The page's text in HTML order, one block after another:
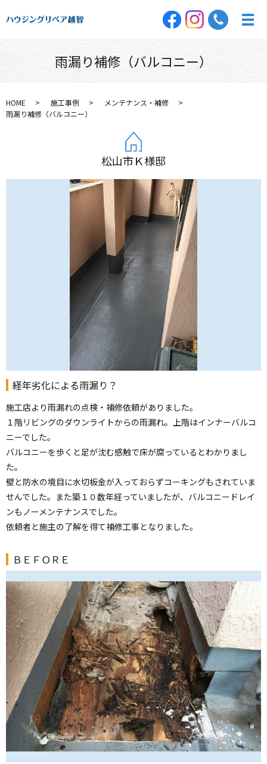
雨漏り補修（バルコニー）
HOME 施工事例
メンテナンス・補修
雨漏り補修（バルコニー）
松山市Ｋ様邸
経年劣化による雨漏り？
施工店より雨漏れの点検・補修依頼がありました。
１階リビングのダウンライトからの雨漏れ。上階はインナーバルコ
ニーでした。
バルコニーを歩くと足が沈む感触で床が腐っているとわかりまし
た。
壁と防水の境目に水切板金が入っておらずコーキングもされていま
せんでした。また築１０数年経っていましたが、バルコニードレイ
ンもノーメンテナンスでした。
依頼者と施主の了解を得て補修工事となりました。
ＢＥＦＯＲＥ